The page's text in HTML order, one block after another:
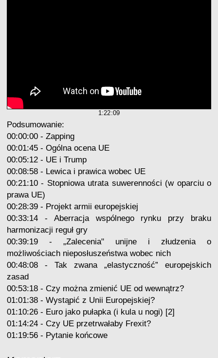
1:22:09
Podsumowanie:
00:00:00 - Zapping
00:01:45 - Ogólna ocena UE
00:05:12 - UE i Trump
00:08:58 - Lewica i prawica wobec UE
00:21:10 - Stopniowa utrata suwerenności (w oparciu o
prawa UE)
00:28:39 - Projekt armii europejskiej
00:33:14 - Aberracja wspólnego rynku przy braku
harmonizacji reguł gry
00:39:19 - „Zalecenia" unijne i złudzenia o
możliwościach nieposłuszeństwa wobec nich
00:48:08 - Tak zwana „elastyczność” europejskich
zasad
00:53:18 - Czy można zmienić UE od wewnątrz?
01:01:38 - Wystąpić z Unii Europejskiej?
01:10:26 - Euro jako pułapka (i kula u nogi) [2]
01:14:24 - Czy UE przetrwałaby Frexit?
01:19:56 - Pytanie końcowe